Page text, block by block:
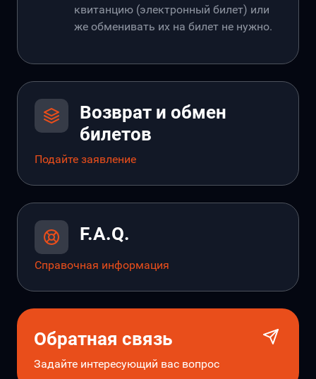
квитанцию (электронный билет) или
же обменивать их на билет не нужно.
Возврат и обмен
билетов
Подайте заявление
F.A.Q.
Справочная информация
Обратная связь
Задайте интересующий вас вопрос